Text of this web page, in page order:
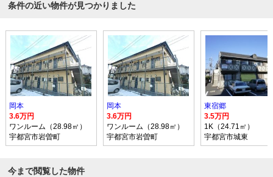
条件の近い物件が見つかりました
岡本
3.6万円
ワンルーム（28.98㎡）
宇都宮市岩曽町
岡本
3.6万円
ワンルーム（28.98㎡）
宇都宮市岩曽町
東宿郷
3.5万円
1K（24.71㎡）
宇都宮市城東
今まで閲覧した物件